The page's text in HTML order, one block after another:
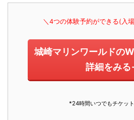
＼4つの体験予約ができる(入
城崎マリンワールドの
詳細をみ
*24時間いつでもチケッ